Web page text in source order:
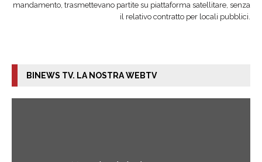
mandamento, trasmettevano partite su piattaforma satellitare, senza
il relativo contratto per locali pubblici.
BINEWS TV. LA NOSTRA WEBTV